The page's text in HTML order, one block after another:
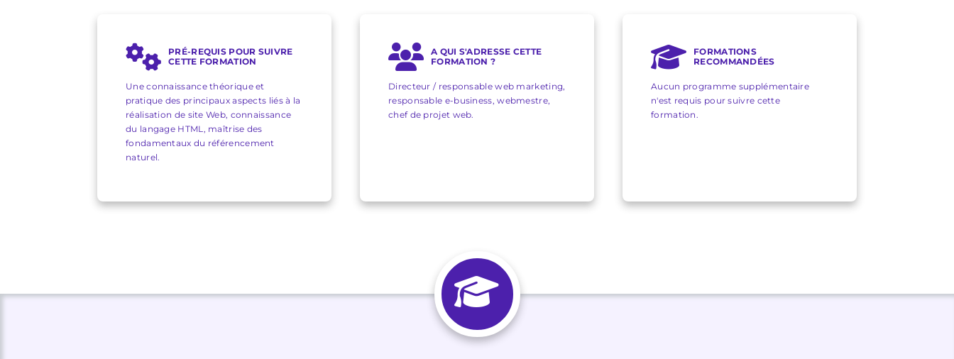
PRÉ-REQUIS POUR SUIVRE
CETTE FORMATION
Une connaissance théorique et
pratique des principaux aspects liés à la
réalisation de site Web, connaissance
du langage HTML, maîtrise des
fondamentaux du référencement
naturel.
A QUI S'ADRESSE CETTE
FORMATION ?
Directeur / responsable web marketing,
responsable e-business, webmestre,
chef de projet web.
FORMATIONS
RECOMMANDÉES
Aucun programme supplémentaire
n'est requis pour suivre cette
formation.